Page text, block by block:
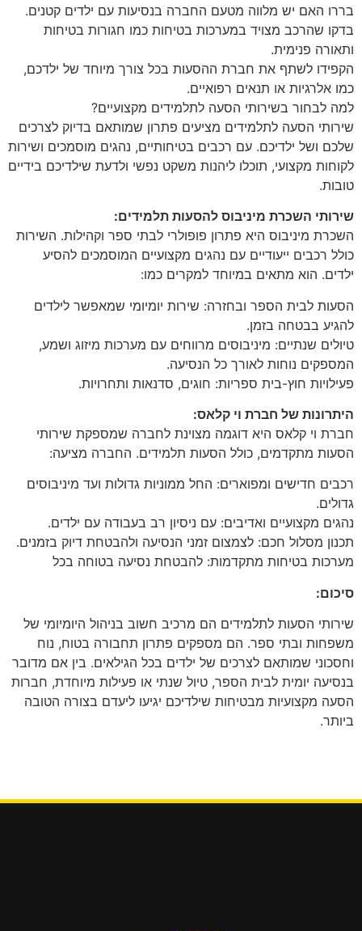
בררו האם יש מלווה מטעם החברה בנסיעות עם ילדים קטנים.
בדקו שהרכב מצויד במערכות בטיחות כמו חגורות בטיחות
ותאורה פנימית.
הקפידו לשתף את חברת ההסעות בכל צורך מיוחד של ילדכם,
כמו אלרגיות או תנאים רפואיים.
למה לבחור בשירותי הסעה לתלמידים מקצועיים?
שירותי הסעה לתלמידים מציעים פתרון שמותאם בדיוק לצרכים
שלכם ושל ילדיכם. עם רכבים בטיחותיים, נהגים מוסמכים ושירות
לקוחות מקצועי, תוכלו ליהנות משקט נפשי ולדעת שילדיכם בידיים
טובות.
שירותי השכרת מיניבוס להסעות תלמידים:
השכרת מיניבוס היא פתרון פופולרי לבתי ספר וקהילות. השירות
כולל רכבים ייעודיים עם נהגים מקצועיים המוסמכים להסיע
ילדים. הוא מתאים במיוחד למקרים כמו:
הסעות לבית הספר ובחזרה: שירות יומיומי שמאפשר לילדים
להגיע בבטחה בזמן.
טיולים שנתיים: מיניבוסים מרווחים עם מערכות מיזוג ושמע,
המספקים נוחות לאורך כל הנסיעה.
פעילויות חוץ-בית ספריות: חוגים, סדנאות ותחרויות.
היתרונות של חברת וי קלאס:
חברת וי קלאס היא דוגמה מצוינת לחברה שמספקת שירותי
הסעות מתקדמים, כולל הסעות תלמידים. החברה מציעה:
רכבים חדישים ומפוארים: החל ממוניות גדולות ועד מיניבוסים
גדולים.
נהגים מקצועיים ואדיבים: עם ניסיון רב בעבודה עם ילדים.
תכנון מסלול חכם: לצמצום זמני הנסיעה ולהבטחת דיוק בזמנים.
מערכות בטיחות מתקדמות: להבטחת נסיעה בטוחה בכל
סיכום:
שירותי הסעות לתלמידים הם מרכיב חשוב בניהול היומיומי של
משפחות ובתי ספר. הם מספקים פתרון תחבורה בטוח, נוח
וחסכוני שמותאם לצרכים של ילדים בכל הגילאים. בין אם מדובר
בנסיעה יומית לבית הספר, טיול שנתי או פעילות מיוחדת, חברות
הסעה מקצועיות מבטיחות שילדיכם יגיעו ליעדם בצורה הטובה
ביותר.